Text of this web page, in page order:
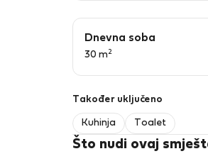
Dnevna soba
30 m 2
Također uključeno
Kuhinja Toalet
Što nudi ovaj